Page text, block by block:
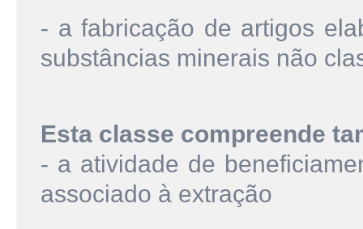
- a fabricação de artigos
substâncias minerais não
Esta classe compreende
- a atividade de
associado à extração